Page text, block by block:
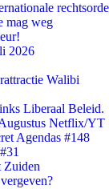
rechtsorde
mag weg
2026
Walibi
Liberaal Beleid.
Netflix/YT
Agendas #148
Zuiden